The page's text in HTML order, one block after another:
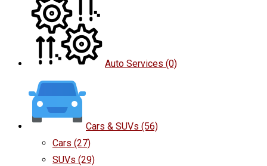
Auto Services (0)
Cars & SUVs (56)
Cars (27)
SUVs (29)